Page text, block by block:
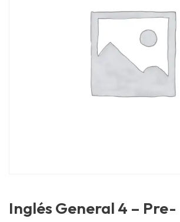
Inglés General 4 – Pre-